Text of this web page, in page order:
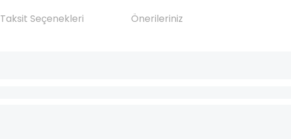
Taksit Seçenekleri Önerileriniz